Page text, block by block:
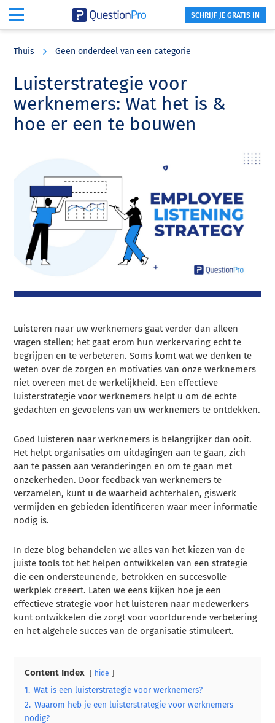
content
sidebar
SCHRIJF JE GRATIS IN
Thuis Geen onderdeel van een categorie
Luisterstrategie voor
werknemers: Wat het is &
hoe er een te bouwen
Luisteren naar uw werknemers gaat verder dan alleen
vragen stellen; het gaat erom hun werkervaring echt te
begrijpen en te verbeteren. Soms komt wat we denken te
weten over de zorgen en motivaties van onze werknemers
niet overeen met de werkelijkheid. Een effectieve
luisterstrategie voor werknemers helpt u om de echte
gedachten en gevoelens van uw werknemers te ontdekken.
Goed luisteren naar werknemers is belangrijker dan ooit.
Het helpt organisaties om uitdagingen aan te gaan, zich
aan te passen aan veranderingen en om te gaan met
onzekerheden. Door feedback van werknemers te
verzamelen, kunt u de waarheid achterhalen, giswerk
vermijden en gebieden identificeren waar meer informatie
nodig is.
In deze blog behandelen we alles van het kiezen van de
juiste tools tot het helpen ontwikkelen van een strategie
die een ondersteunende, betrokken en succesvolle
werkplek creëert. Laten we eens kijken hoe je een
effectieve strategie voor het luisteren naar medewerkers
kunt ontwikkelen die zorgt voor voortdurende verbetering
en het algehele succes van de organisatie stimuleert.
Content Index hide
1. Wat is een luisterstrategie voor werknemers?
2. Waarom heb je een luisterstrategie voor werknemers
nodig?